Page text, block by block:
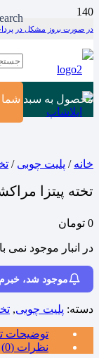
در صورت بروز مشکل در پرداخت با
محصول به سبد
خانه / پلیت چوبی /
تخته پیتزا
0 تومان
در انبار موجود نمی
موجود شد،
دسته: پلیت چوبی,
توضیحات
نظرات (0)